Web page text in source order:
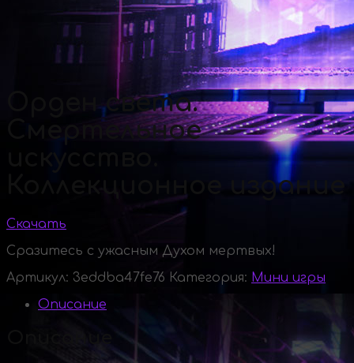
Орден света.
Смертельное
Коллекционное издание
Скачать
Сразитесь с ужасным Духом мертвых!
Артикул: 3eddba47fe76 Категория: Мини игры
Описание